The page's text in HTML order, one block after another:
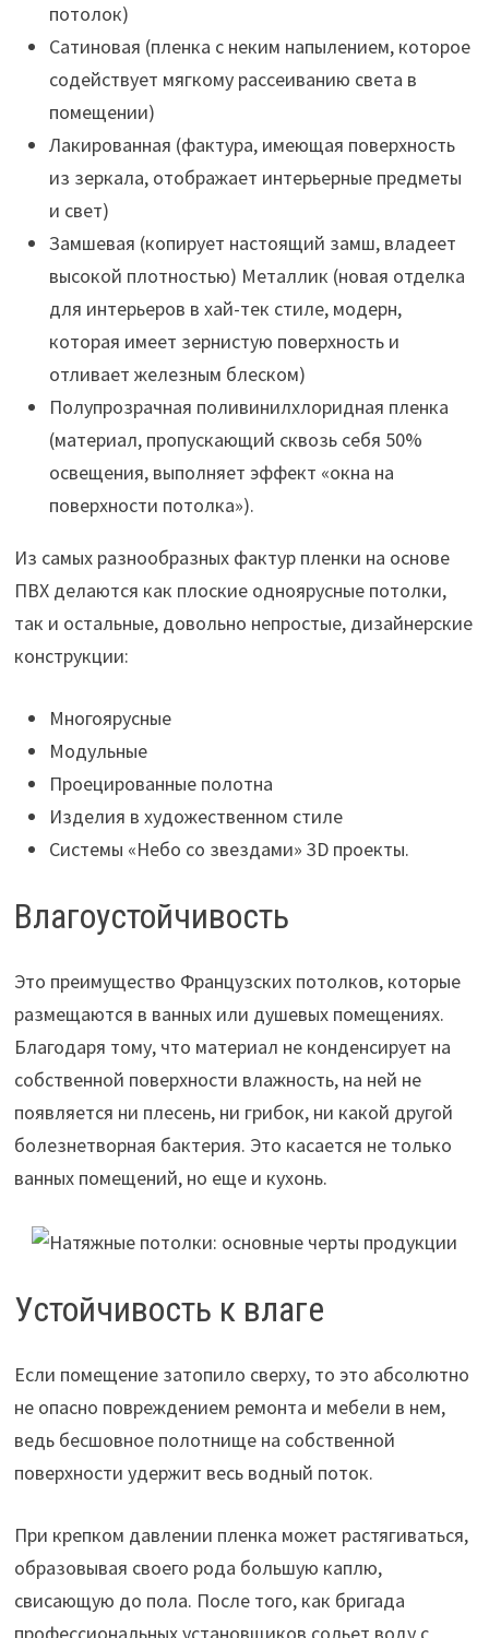
потолок)
Сатиновая (пленка с неким напылением, которое
содействует мягкому рассеиванию света в
помещении)
Лакированная (фактура, имеющая поверхность
из зеркала, отображает интерьерные предметы
и свет)
Замшевая (копирует настоящий замш, владеет
высокой плотностью) Металлик (новая отделка
для интерьеров в хай-тек стиле, модерн,
которая имеет зернистую поверхность и
отливает железным блеском)
Полупрозрачная поливинилхлоридная пленка
(материал, пропускающий сквозь себя 50%
освещения, выполняет эффект «окна на
поверхности потолка»).
Из самых разнообразных фактур пленки на основе
ПВХ делаются как плоские одноярусные потолки,
так и остальные, довольно непростые, дизайнерские
конструкции:
Многоярусные
Модульные
Проецированные полотна
Изделия в художественном стиле
Системы «Небо со звездами» 3D проекты.
Влагоустойчивость
Это преимущество Французских потолков, которые
размещаются в ванных или душевых помещениях.
Благодаря тому, что материал не конденсирует на
собственной поверхности влажность, на ней не
появляется ни плесень, ни грибок, ни какой другой
болезнетворная бактерия. Это касается не только
ванных помещений, но еще и кухонь.
Устойчивость к влаге
Если помещение затопило сверху, то это абсолютно
не опасно повреждением ремонта и мебели в нем,
ведь бесшовное полотнище на собственной
поверхности удержит весь водный поток.
При крепком давлении пленка может растягиваться,
образовывая своего рода большую каплю,
свисающую до пола. После того, как бригада